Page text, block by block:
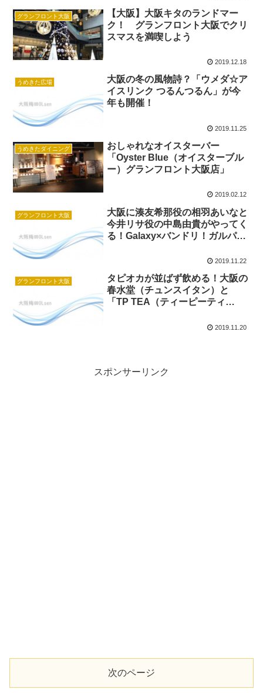
グランフロント大阪
【大阪】大阪キタのランドマー
ク！ グランフロント大阪でクリ
スマスを満喫しよう
2019.12.18
うめきた広場
大阪の冬の風物詩？「ウメダ☆ア
イスリンク つるんつるん」が今
年も開催！
2019.11.25
うめきたダイニング
おしゃれなオイスターバー
「Oyster Blue（オイスターブル
ー）グランフロント大阪店」
2019.02.12
グランフロント大阪
大阪に湊友希那役の相羽あいなと
今井リサ役の中島由貴がやってく
る！Galaxy×バンドリ！ガルパで
2019.11.22
グランフロント大阪
タピオカが並ばず飲める！大阪の
春水堂（チュンスイタン）と
「TP TEA（ティーピーティ
2019.11.20
スポンサーリンク
次のページ